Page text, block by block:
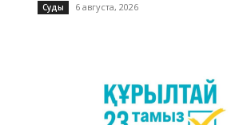
Суды 6 августа, 2026